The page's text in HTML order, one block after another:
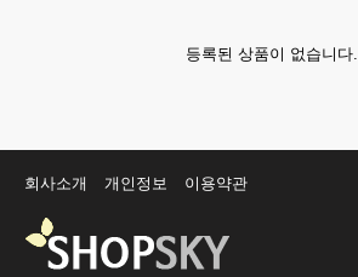
등록된 상품이 없습니다.
회사소개 개인정보 이용약관